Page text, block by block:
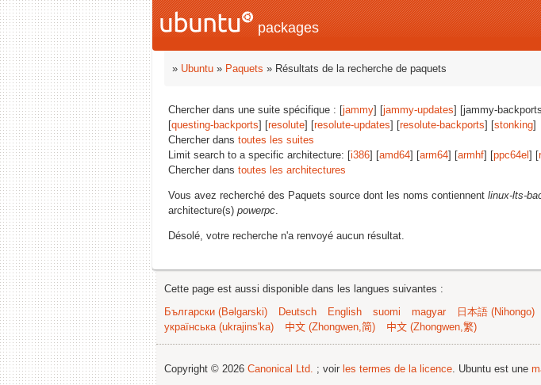
packages
» Ubuntu » Paquets » Résultats de la recherche de paquets
Chercher dans une suite spécifique : [jammy] [jammy-updates] [jammy-
[questing-backports] [resolute] [resolute-updates] [resolute-backports] [stonking]
Chercher dans toutes les suites
Limit search to a specific architecture: [i386] [amd64] [arm64] [armhf] [ppc64el ] [
Chercher dans toutes les architectures
Vous avez recherché des Paquets source dont les noms contiennent linux-lts-
architecture(s) powerpc.
Désolé, votre recherche n'a renvoyé aucun résultat.
Cette page est aussi disponible dans les langues suivantes :
Български (Bəlgarski)
Deutsch English suomi magyar 日本語 (Nihongo)
українська (ukrajins'ka)
中文 (Zhongwen,简) 中文 (Zhongwen,繁)
Copyright © 2026 Canonical Ltd. ; voir les termes de la licence. Ubuntu est une